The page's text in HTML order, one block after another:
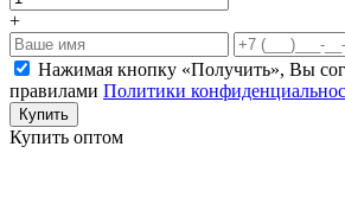
+
Нажимая кнопку «Получить», Вы
правилами Политики
Купить
Купить оптом